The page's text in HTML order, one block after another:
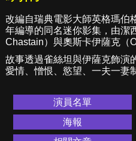
改編自瑞典電影大師英格瑪伯
年編導的同名迷你影集，由潔
Chastain）與奧斯卡伊薩克（
故事透過雀絲坦與伊薩克飾演
愛情、憎恨、慾望、一夫一妻
演員名單
海報